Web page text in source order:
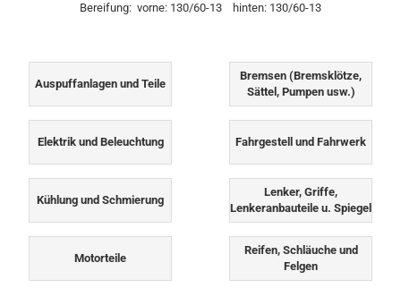
Bereifung: vorne: 130/60-13 hinten: 130/60-13
Auspuffanlagen und Teile
Bremsen (Bremsklötze,
Sättel, Pumpen usw.)
Elektrik und Beleuchtung Fahrgestell und Fahrwerk
Kühlung und Schmierung
Lenker, Griffe,
Lenkeranbauteile u. Spiegel
Motorteile
Reifen, Schläuche und
Felgen